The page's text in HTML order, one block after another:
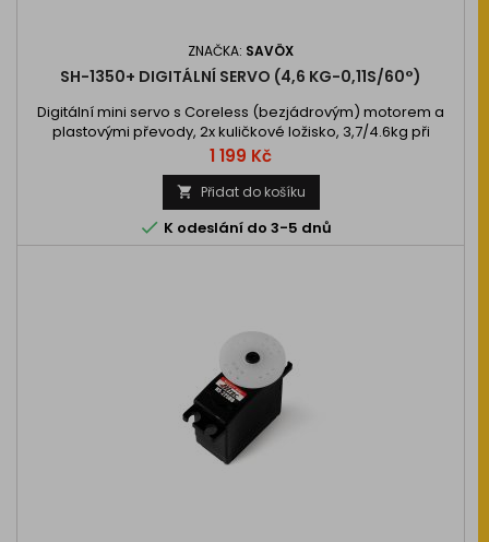
ZNAČKA: SAVÖX
SH-1350+ DIGITÁLNÍ SERVO (4,6 KG-0,11S/60°)
Digitální mini servo s Coreless (bezjádrovým) motorem a
plastovými převody, 2x kuličkové ložisko, 3,7/4.6kg při
4,8/6,0V a 0,13/0,11s na 4,8/6,0V, váha 26,0g, 35,0x15x29,2mm.
Provozní napětí 4,8 - 6…
Cena
1 199 Kč
 Přidat do košíku
 K odeslání do 3-5 dnů